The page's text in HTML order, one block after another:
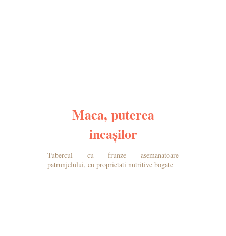
Maca, puterea
incașilor
Tubercul cu frunze asemanatoare
patrunjelului, cu proprietati nutritive bogate